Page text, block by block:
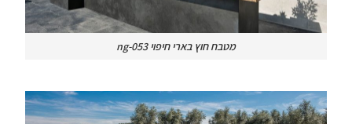
מטבח חוץ בארי חיפוי ng-053